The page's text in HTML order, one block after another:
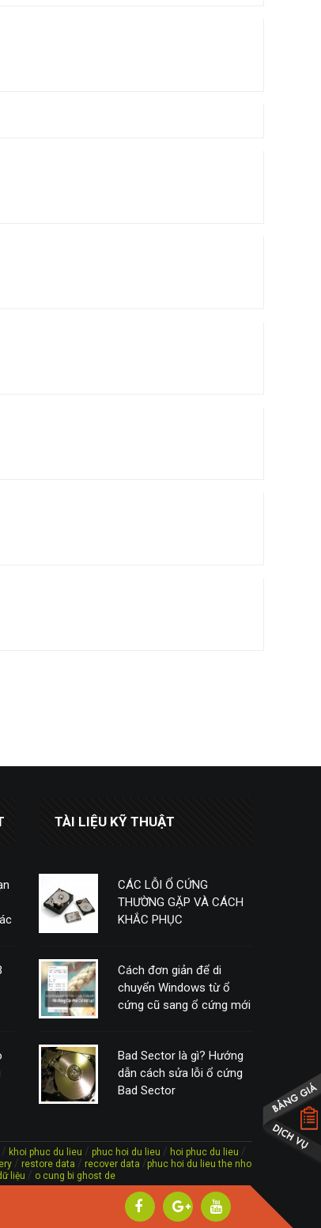
TÀI LIỆU KỸ THUẬT
CÁC LỖI Ổ CỨNG
THƯỜNG GẶP VÀ CÁCH
KHẮC PHỤC
Cách đơn giản để di
chuyển Windows từ ổ
cứng cũ sang ổ cứng mới
Bad Sector là gì? Hướng
dẫn cách sửa lỗi ổ cứng
Bad Sector
/ khoi phuc du lieu / phuc hoi du lieu / hoi phuc du lieu /
/ restore data / recover data /phuc hoi du lieu the nho
liệu / o cung bi ghost de